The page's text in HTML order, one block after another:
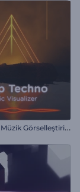
D
eep Techno Müzik Görselleştiricisi